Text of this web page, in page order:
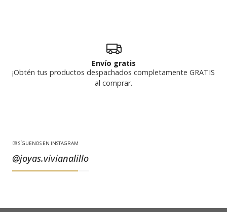
Envío gratis
¡Obtén tus productos despachados completamente GRATIS
al comprar.
SÍGUENOS EN INSTAGRAM
@joyas.vivianalillo